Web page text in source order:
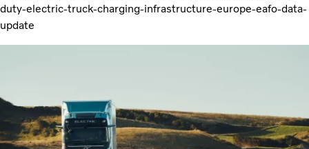
duty-electric-truck-charging-infrastructure-europe-eafo-data-
update